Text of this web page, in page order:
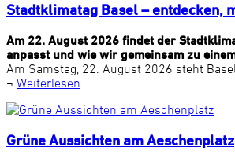
Stadtklimatag Basel – entdecken,
Am 22. August 2026 findet der
anpasst und wie wir gemeinsam zu
Am Samstag, 22. August 2026 steht
¬ Weiterlesen
Grüne Aussichten am Aeschenplatz